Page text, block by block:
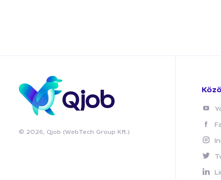
© 2026, Qjob (WebTech Group Kft.)